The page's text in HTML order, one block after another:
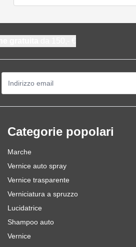
Categorie popolari
Marche
Vernice auto spray
Vernice trasparente
Verniciatura a spruzzo
Lucidatrice
Shampoo auto
Vernice